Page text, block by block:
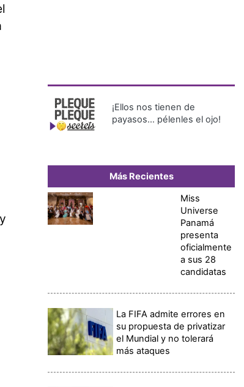
¡Ellos nos tienen de
payasos… pélenles el ojo!
Más Recientes
Miss
Universe
Panamá
presenta
oficialmente
a sus 28
candidatas
La FIFA admite errores en
su propuesta de privatizar
el Mundial y no tolerará
más ataques